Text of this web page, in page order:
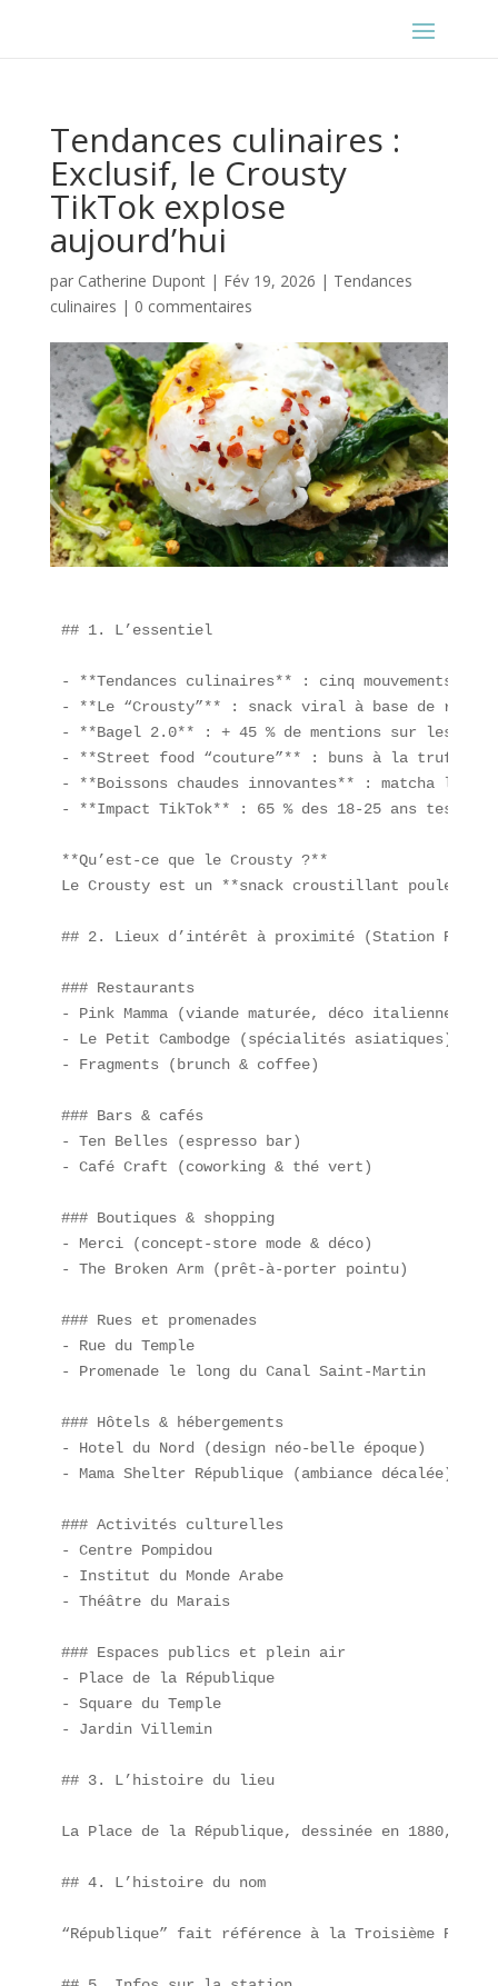
Tendances culinaires :
Exclusif, le Crousty
TikTok explose
aujourd’hui
par Catherine Dupont| Fév 19, 2026 | Tendances
culinaires | 0 commentaires
## 1. L’essentiel
- **Tendances culinaires** : cinq mouvements
- **Le “Crousty”** : snack viral à base de
- **Bagel 2.0** : + 45 % de mentions sur les
- **Street food “couture”** : buns à la truffe,
- **Boissons chaudes innovantes** : matcha
- **Impact TikTok** : 65 % des 18-25 ans
**Qu’est-ce que le Crousty ?**
Le Crousty est un **snack croustillant poulet
## 2. Lieux d’intérêt à proximité (Station
### Restaurants
- Pink Mamma (viande maturée, déco italienne)
- Le Petit Cambodge (spécialités asiatiques)
- Fragments (brunch & coffee)
### Bars & cafés
- Ten Belles (espresso bar)
- Café Craft (coworking & thé vert)
### Boutiques & shopping
- Merci (concept-store mode & déco)
- The Broken Arm (prêt-à-porter pointu)
### Rues et promenades
- Rue du Temple
- Promenade le long du Canal Saint-Martin
### Hôtels & hébergements
- Hotel du Nord (design néo-belle époque)
- Mama Shelter République (ambiance décalée)
### Activités culturelles
- Centre Pompidou
- Institut du Monde Arabe
- Théâtre du Marais
### Espaces publics et plein air
- Place de la République
- Square du Temple
- Jardin Villemin
## 3. L’histoire du lieu
La Place de la République, dessinée en 1880,
## 4. L’histoire du nom
“République” fait référence à la Troisième